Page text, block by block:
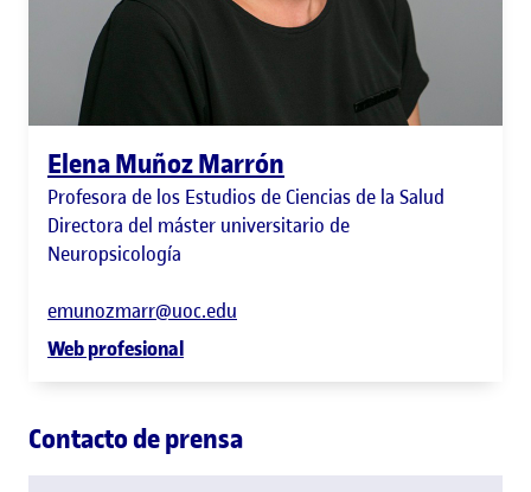
Elena Muñoz Marrón
Profesora de los Estudios de Ciencias de la Salud
Directora del máster universitario de
Neuropsicología
emunozmarr@uoc.edu
Web profesional
Contacto de prensa